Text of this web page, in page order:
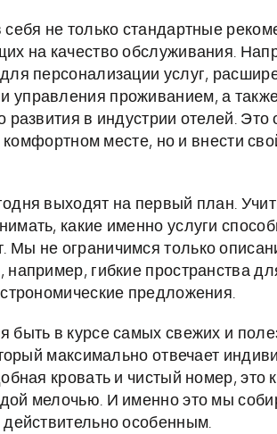
не только стандартные
на качество обслуживания.
персонализации услуг,
управления проживанием, а
в индустрии отелей. Это
комфортном месте, но и внести
выходят на первый план.
какие именно услуги
не ограничимся только
гибкие пространства
предложения.
быть в курсе самых свежих и
максимально отвечает
кровать и чистый номер, это
мелочью. И именно это мы
особенным.